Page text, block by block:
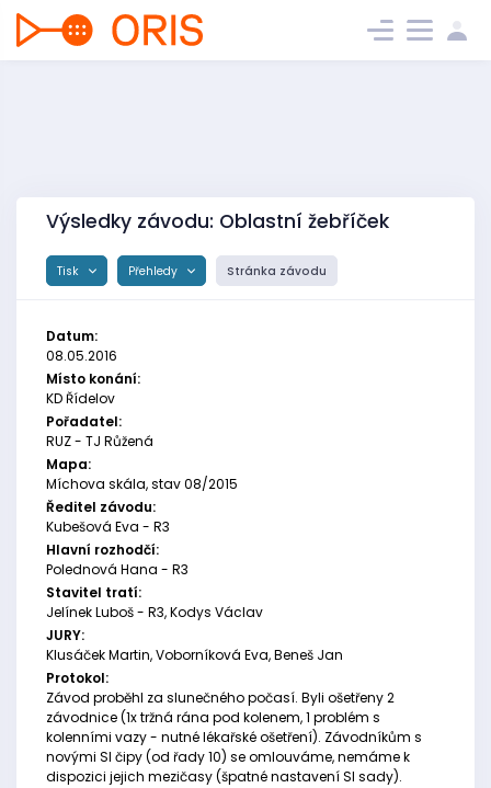
Výsledky závodu: Oblastní žebříček
Tisk Přehledy Stránka závodu
Datum:
08.05.2016
Místo konání:
KD Řídelov
Pořadatel:
RUZ - TJ Růžená
Mapa:
Míchova skála, stav 08/2015
Ředitel závodu:
Kubešová Eva - R3
Hlavní rozhodčí:
Polednová Hana - R3
Stavitel tratí:
Jelínek Luboš - R3, Kodys Václav
JURY:
Klusáček Martin, Voborníková Eva, Beneš Jan
Protokol:
Závod proběhl za slunečného počasí. Byli ošetřeny 2
závodnice (1x tržná rána pod kolenem, 1 problém s
kolenními vazy - nutné lékařské ošetření). Závodníkům s
novými SI čipy (od řady 10) se omlouváme, nemáme k
dispozici jejich mezičasy (špatné nastavení SI sady).